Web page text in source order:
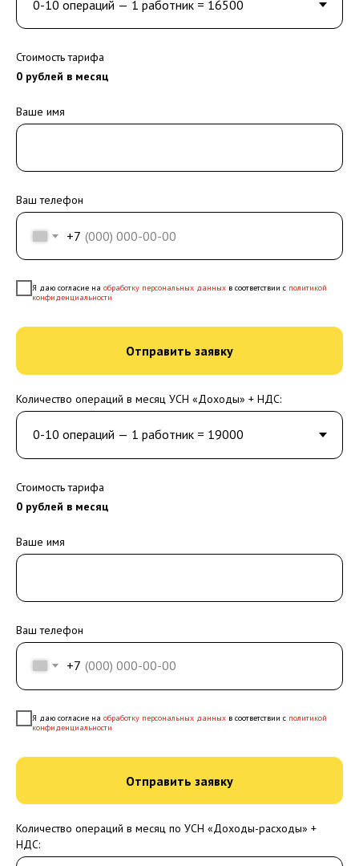
Стоимость тарифа
0 рублей в месяц
Ваше имя
Ваш телефон
+7
Я даю согласие на обработку персональных данных в соответствии с политикой
конфиденциальности
Отправить заявку
Количество операций в месяц УСН «Доходы» + НДС:
Стоимость тарифа
0 рублей в месяц
Ваше имя
Ваш телефон
+7
Я даю согласие на обработку персональных данных в соответствии с политикой
конфиденциальности
Отправить заявку
Количество операций в месяц по УСН «Доходы-расходы» +
НДС: